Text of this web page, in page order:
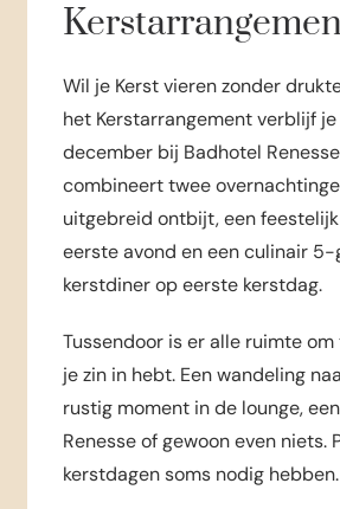
Wil je Kerst vieren zonder
het Kerstarrangement verblijf
december bij Badhotel
combineert twee
uitgebreid ontbijt, een
eerste avond en een culinair 5-
kerstdiner op eerste kerstdag.
Tussendoor is er alle ruimte
je zin in hebt. Een wandeling
rustig moment in de lounge,
Renesse of gewoon even niets.
kerstdagen soms nodig hebben.